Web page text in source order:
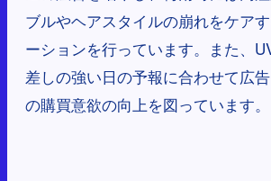
ブルやヘアスタイルの崩れをケア
ーションを行っています。また、
差しの強い日の予報に合わせて広
の購買意欲の向上を図っています。